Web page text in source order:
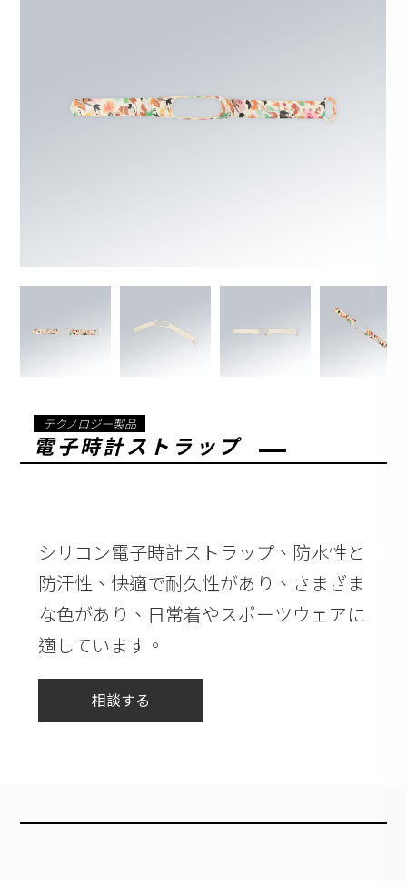
テクノロジー製品
電子時計ストラップ
シリコン電子時計ストラップ、防水性と
防汗性、快適で耐久性があり、さまざま
な色があり、日常着やスポーツウェアに
適しています。
相談する